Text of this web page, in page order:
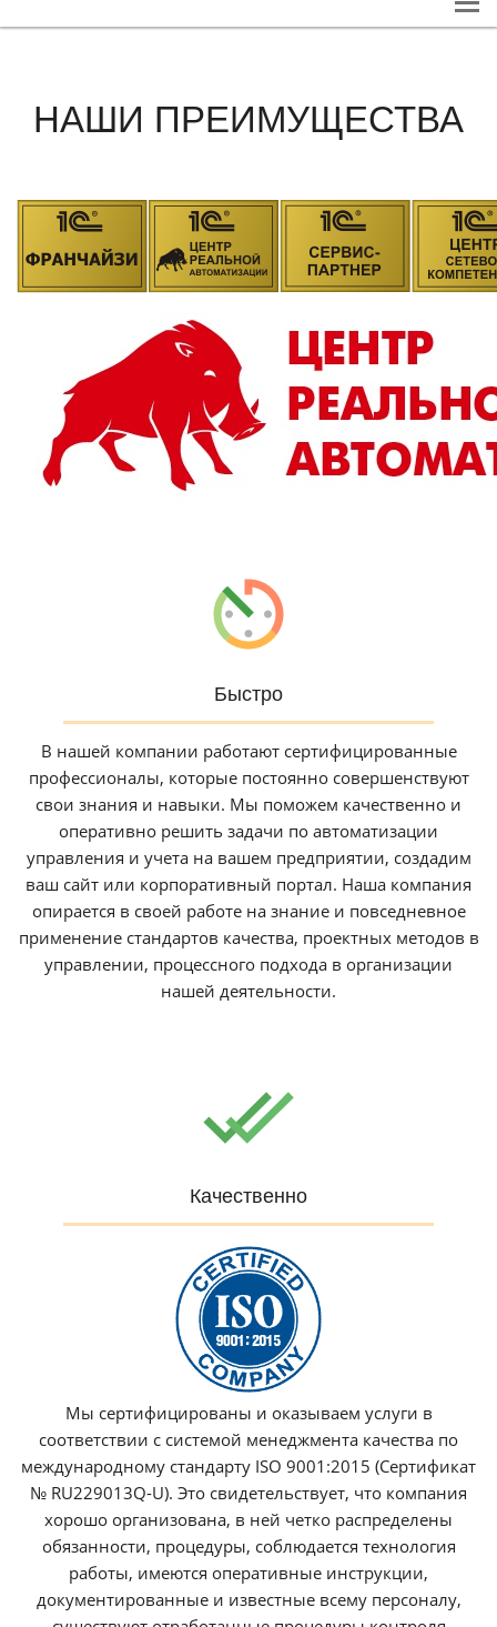
НАШИ ПРЕИМУЩЕСТВА
Быстро
В нашей компании работают сертифицированные
профессионалы, которые постоянно совершенствуют
свои знания и навыки. Мы поможем качественно и
оперативно решить задачи по автоматизации
управления и учета на вашем предприятии, создадим
ваш сайт или корпоративный портал. Наша компания
опирается в своей работе на знание и повседневное
применение стандартов качества, проектных методов в
управлении, процессного подхода в организации
нашей деятельности.
Качественно
Мы сертифицированы и оказываем услуги в
соответствии с системой менеджмента качества по
международному стандарту ISO 9001:2015 (Сертификат
№ RU229013Q-U). Это свидетельствует, что компания
хорошо организована, в ней четко распределены
обязанности, процедуры, соблюдается технология
работы, имеются оперативные инструкции,
документированные и известные всему персоналу,